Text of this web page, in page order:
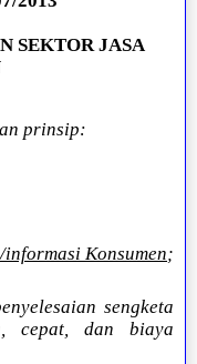
SEKTOR JASA
prinsip:
Konsumen;
sengketa
cepat, dan biaya